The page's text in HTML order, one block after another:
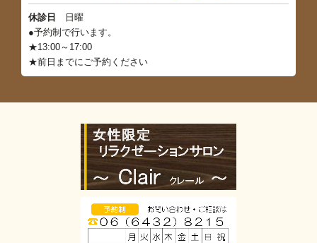
休診日
日曜
●予約制で行います。
★13:00～17:00
★前日までにご予約ください